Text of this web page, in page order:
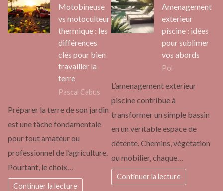
Motobineuse
vs motoculteur
thermique : les
différences
clés pour bien
travailler la
terre
Pascal Cabus
Préparer la terre de son jardin
est une tâche fondamentale
pour tout amateur ou
professionnel de l’agriculture.
Pourtant, le choix…
Continuer la lecture
Amenagement
exterieur
piscine : idées
pour sublimer
vos abords
Pol
L’amenagement exterieur
piscine contribue à
transformer un simple bassin
en un véritable espace de
détente. Chemins, végétation
ou mobilier, chaque…
Continuer la lecture